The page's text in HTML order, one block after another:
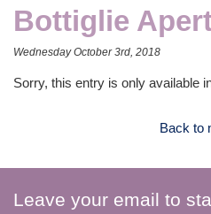
Bottiglie
Wednesday October 3rd, 2018
Sorry, this entry is only available
Back to
Leave your email to